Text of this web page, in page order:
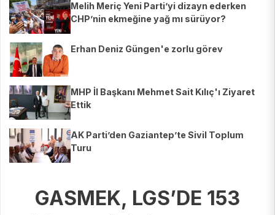
Melih Meriç Yeni Parti’yi dizayn ederken
CHP’nin ekmeğine yağ mı sürüyor?
Erhan Deniz Güngen'e zorlu görev
MHP İl Başkanı Mehmet Sait Kılıç'ı Ziyaret
Ettik
AK Parti’den Gaziantep’te Sivil Toplum
Turu
GASMEK, LGS’DE 153